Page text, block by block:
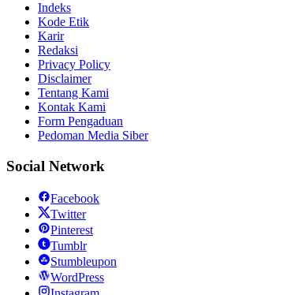
Indeks
Kode Etik
Karir
Redaksi
Privacy Policy
Disclaimer
Tentang Kami
Kontak Kami
Form Pengaduan
Pedoman Media Siber
Social Network
Facebook
Twitter
Pinterest
Tumblr
Stumbleupon
WordPress